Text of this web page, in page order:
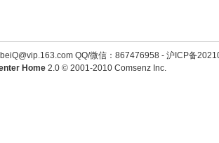
QQ/微信：867476958- 沪ICP备
Home 2.0© 2001-2010 Comsenz Inc.